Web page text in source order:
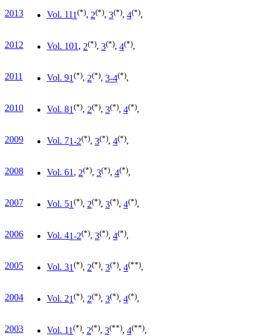
2013 Vol. 111 (*), 2(*), 3(*), 4(*),
2012 Vol. 101, 2(*), 3(*), 4(*),
2011 Vol. 91 (*), 2(*), 3-4(*),
2010 Vol. 81 (*), 2(*), 3(*), 4(*),
2009 Vol. 71-2(*), 3(*), 4(*),
2008 Vol. 61, 2(*), 3(*), 4(*),
2007 Vol. 51 (*), 2(*), 3(*), 4(*),
2006 Vol. 41-2(*), 3(*), 4(*),
2005 Vol. 31 (*), 2(*), 3(*), 4(**),
2004 Vol. 21 (*), 2(*), 3(*), 4(*),
2003 Vol. 11 (*), 2(*), 3(**), 4(**),